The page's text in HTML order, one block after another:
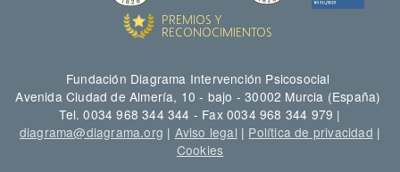
Fundación Diagrama Intervención Psicosocial
Avenida Ciudad de Almería, 10 - bajo - 30002 Murcia (España)
Tel. 0034 968 344 344 - Fax 0034 968 344 979 |
diagrama@diagrama.org | Aviso legal | Política de privacidad |
Cookies